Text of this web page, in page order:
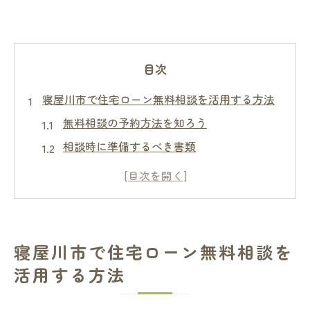
目次
寝屋川市で住宅ローン無料相談を活用する方法
無料相談の予約方法を知ろう
相談時に準備するべき書類
無料相談の流れとポイント
無料相談後のフォローアップ
住宅ローンの無料相談で得られるメリットとは
個別に対応したアドバイスがもらえる
寝屋川市で住宅ローン無料相談を
活用する方法